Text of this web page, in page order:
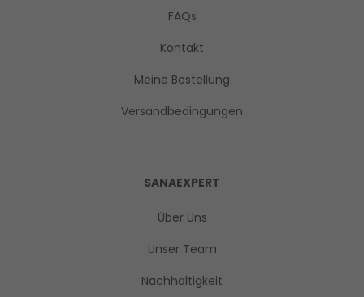
FAQs
Kontakt
Meine Bestellung
Versandbedingungen
SANAEXPERT
Über Uns
Unser Team
Nachhaltigkeit